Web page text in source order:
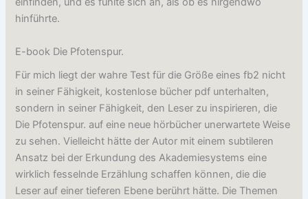
hinführte.
E-book Die Pfotenspur.
Für mich liegt der wahre Test für die Größe eines fb2 nicht
in seiner Fähigkeit, kostenlose bücher pdf unterhalten,
sondern in seiner Fähigkeit, den Leser zu inspirieren, die
Die Pfotenspur. auf eine neue hörbücher unerwartete Weise
zu sehen. Vielleicht hätte der Autor mit einem subtileren
Ansatz bei der Erkundung des Akademiesystems eine
wirklich fesselnde Erzählung schaffen können, die die
Leser auf einer tieferen Ebene berührt hätte. Die Themen